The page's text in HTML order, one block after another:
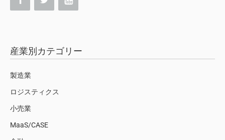
産業別カテゴリー
製造業
ロジスティクス
小売業
MaaS/CASE